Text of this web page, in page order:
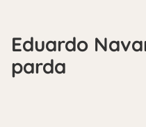
Eduardo
parda